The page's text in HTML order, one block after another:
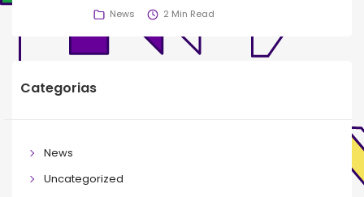
News 2 Min Read
Categorias
News
Uncategorized